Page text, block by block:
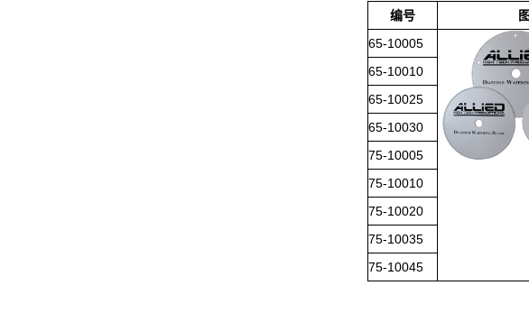
编号
65-10005
65-10010
65-10025
65-10030
75-10005
75-10010
75-10020
75-10035
75-10045